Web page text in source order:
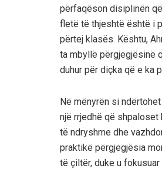
përfaqëson disiplinën
fletë të thjeshtë është i
përtej klasës. Kështu,
ta mbyllë përgjegjësinë
duhur për diçka që e ka
Në mënyrën si
një rrjedhë që shpaloset
të ndryshme dhe
praktikë përgjegjësia
të çiltër, duke u